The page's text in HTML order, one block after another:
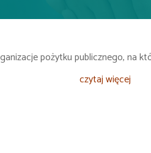
pożytku publicznego, na
czytaj więcej